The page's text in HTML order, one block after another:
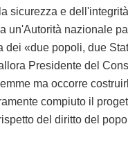
sicurezza e
un'Autorità nazionale
dei «due popoli, due
del
ma occorre
compiuto il
del diritto del